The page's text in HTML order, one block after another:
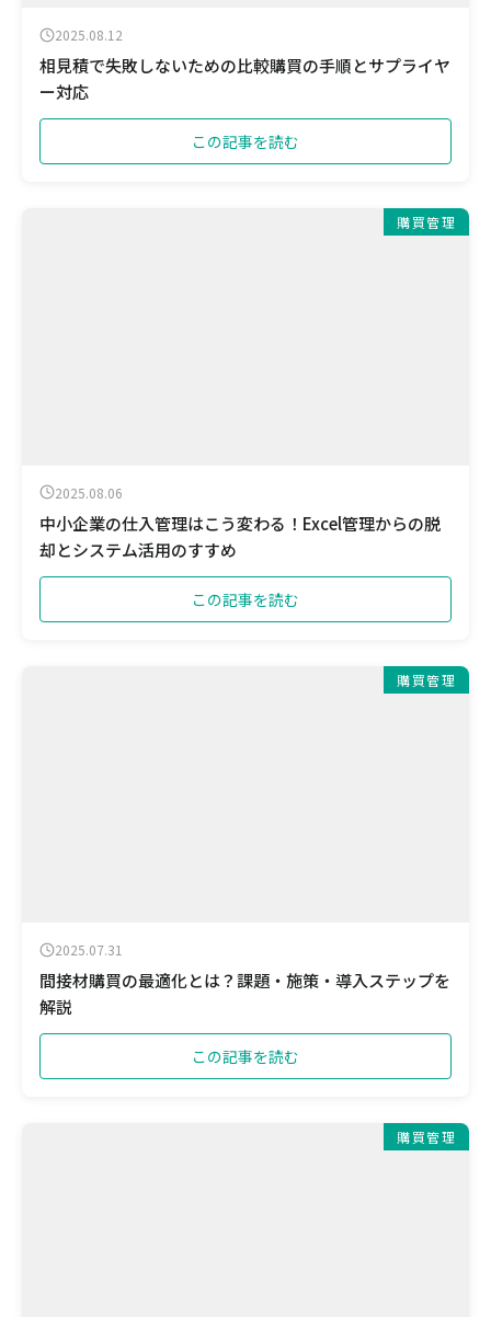
2025.08.12
相見積で失敗しないための比較購買の手順とサプライヤ
ー対応
この記事を読む
購買管理
2025.08.06
中小企業の仕入管理はこう変わる！Excel管理からの脱
却とシステム活用のすすめ
この記事を読む
購買管理
2025.07.31
間接材購買の最適化とは？課題・施策・導入ステップを
解説
この記事を読む
購買管理